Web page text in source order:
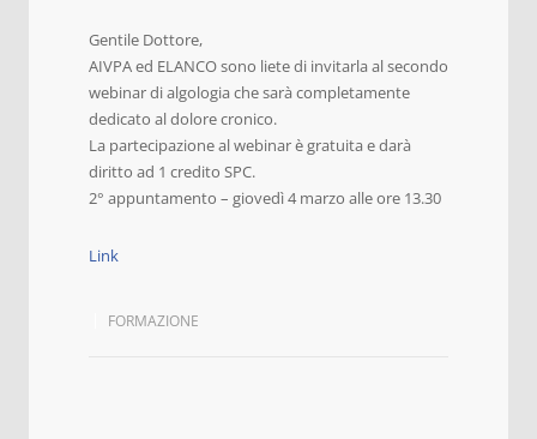
Gentile Dottore,
AIVPA ed ELANCO sono liete di invitarla al secondo
webinar di algologia che sarà completamente
dedicato al dolore cronico.
La partecipazione al webinar è gratuita e darà
diritto ad 1 credito SPC.
2° appuntamento – giovedì 4 marzo alle ore 13.30
Link
FORMAZIONE